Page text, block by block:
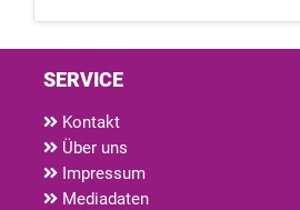
SERVICE
Kontakt
Über uns
Impressum
Mediadaten